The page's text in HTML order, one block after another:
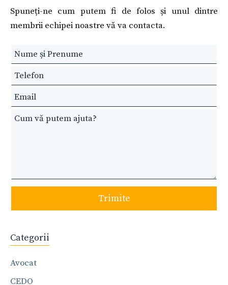
Spuneți-ne cum putem fi de folos și unul dintre
membrii echipei noastre vă va contacta.
Leave
this
field
blank
Trimite
Categorii
Avocat
CEDO